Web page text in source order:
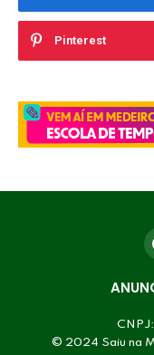
Pinterest
© 2024 Saiu na